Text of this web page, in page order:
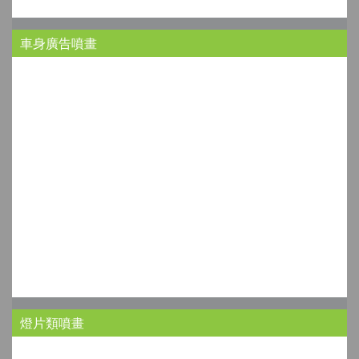
車身廣告噴畫
燈片類噴畫